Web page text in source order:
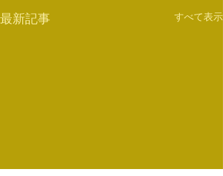
最新記事 すべて表示